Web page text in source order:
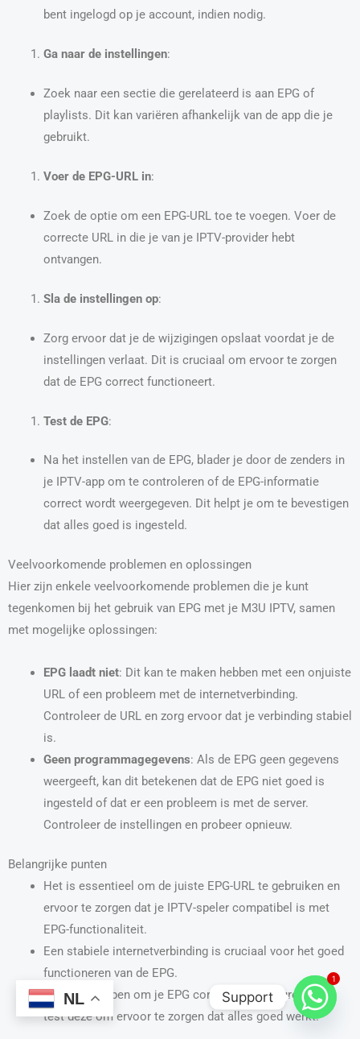
bent ingelogd op je account, indien nodig.
Ga naar de instellingen:
Zoek naar een sectie die gerelateerd is aan EPG of
playlists. Dit kan variëren afhankelijk van de app die je
gebruikt.
Voer de EPG-URL in:
Zoek de optie om een EPG-URL toe te voegen. Voer de
correcte URL in die je van je IPTV-provider hebt
ontvangen.
Sla de instellingen op:
Zorg ervoor dat je de wijzigingen opslaat voordat je de
instellingen verlaat. Dit is cruciaal om ervoor te zorgen
dat de EPG correct functioneert.
Test de EPG:
Na het instellen van de EPG, blader je door de zenders in
je IPTV-app om te controleren of de EPG-informatie
correct wordt weergegeven. Dit helpt je om te bevestigen
dat alles goed is ingesteld.
Veelvoorkomende problemen en oplossingen
Hier zijn enkele veelvoorkomende problemen die je kunt
tegenkomen bij het gebruik van EPG met je M3U IPTV, samen
met mogelijke oplossingen:
EPG laadt niet: Dit kan te maken hebben met een onjuiste
URL of een probleem met de internetverbinding.
Controleer de URL en zorg ervoor dat je verbinding stabiel
is.
Geen programmagegevens: Als de EPG geen gegevens
weergeeft, kan dit betekenen dat de EPG niet goed is
ingesteld of dat er een probleem is met de server.
Controleer de instellingen en probeer opnieuw.
Belangrijke punten
Het is essentieel om de juiste EPG-URL te gebruiken en
ervoor te zorgen dat je IPTV-speler compatibel is met
EPG-functionaliteit.
Een stabiele internetverbinding is cruciaal voor het goed
functioneren van de EPG.
Volg de stappen om je EPG correct te configureren en
test deze om ervoor te zorgen dat alles goed werkt.
NL
1
Support